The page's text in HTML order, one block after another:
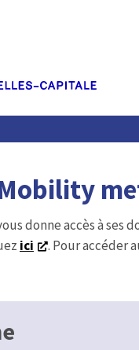
donne accès à ses
ici . Pour accéder